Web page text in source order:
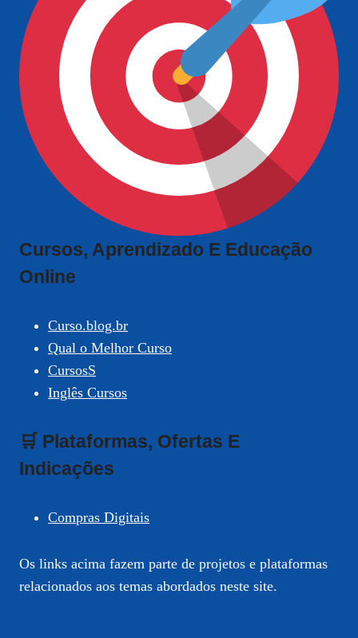
Cursos, Aprendizado E Educação
Online
Curso.blog.br
Qual o Melhor Curso
CursosS
Inglês Cursos
🛒 Plataformas, Ofertas E
Indicações
Compras Digitais
Os links acima fazem parte de projetos e plataformas
relacionados aos temas abordados neste site.